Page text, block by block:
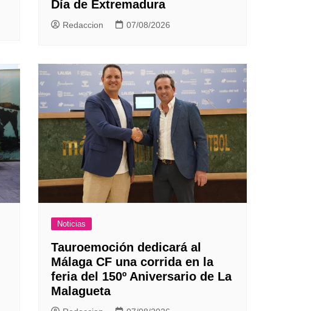
Día de Extremadura
Redaccion 07/08/2026
Noticias
Tauroemoción dedicará al
Málaga CF una corrida en la
feria del 150º Aniversario de La
Malagueta